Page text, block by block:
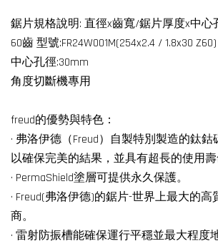
鋸片規格說明: 直徑x齒寬/鋸片厚度x中心
60齒 型號:FR24W001M(254x2.4 / 1.8x30 Z60)
中心孔徑:30mm
角度切斷機專用
freud的優勢與特色：
· 弗洛伊德（Freud）自製特別製造的鈦鈷
以確保完美的結果，並具有超長的使用壽
· PermaShield塗層可提供永久保護。
· Freud(弗洛伊德)的鋸片-世界上最大的
商。
· 雷射防振槽能確保運行平穩並最大程度